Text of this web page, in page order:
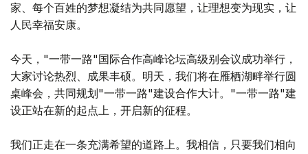
家、每个百姓的梦想凝结为共同愿望，让理想变为现实，让
人民幸福安康。
今天，"一带一路"国际合作高峰论坛高级别会议成功举行，
大家讨论热烈、成果丰硕。明天，我们将在雁栖湖畔举行圆
桌峰会，共同规划"一带一路"建设合作大计。"一带一路"建
设正站在新的起点上，开启新的征程。
我们正走在一条充满希望的道路上。我相信，只要我们相向